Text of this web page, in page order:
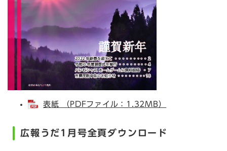
表紙 （PDFファイル：1.32MB）
広報うだ1月号全頁ダウンロード